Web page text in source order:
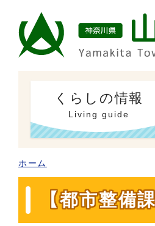
くらしの情報
Living guide
ホーム
【都市整備